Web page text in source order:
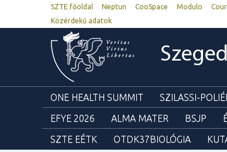
SZTE főoldal Neptun CooSpace Modulo
Közérdekű adatok
ONE HEALTH SUMMIT SZILASSI-
EFYE 2026
ALMA MATER BSJP
SZTE EÉTK
OTDK37BIOLÓGIA